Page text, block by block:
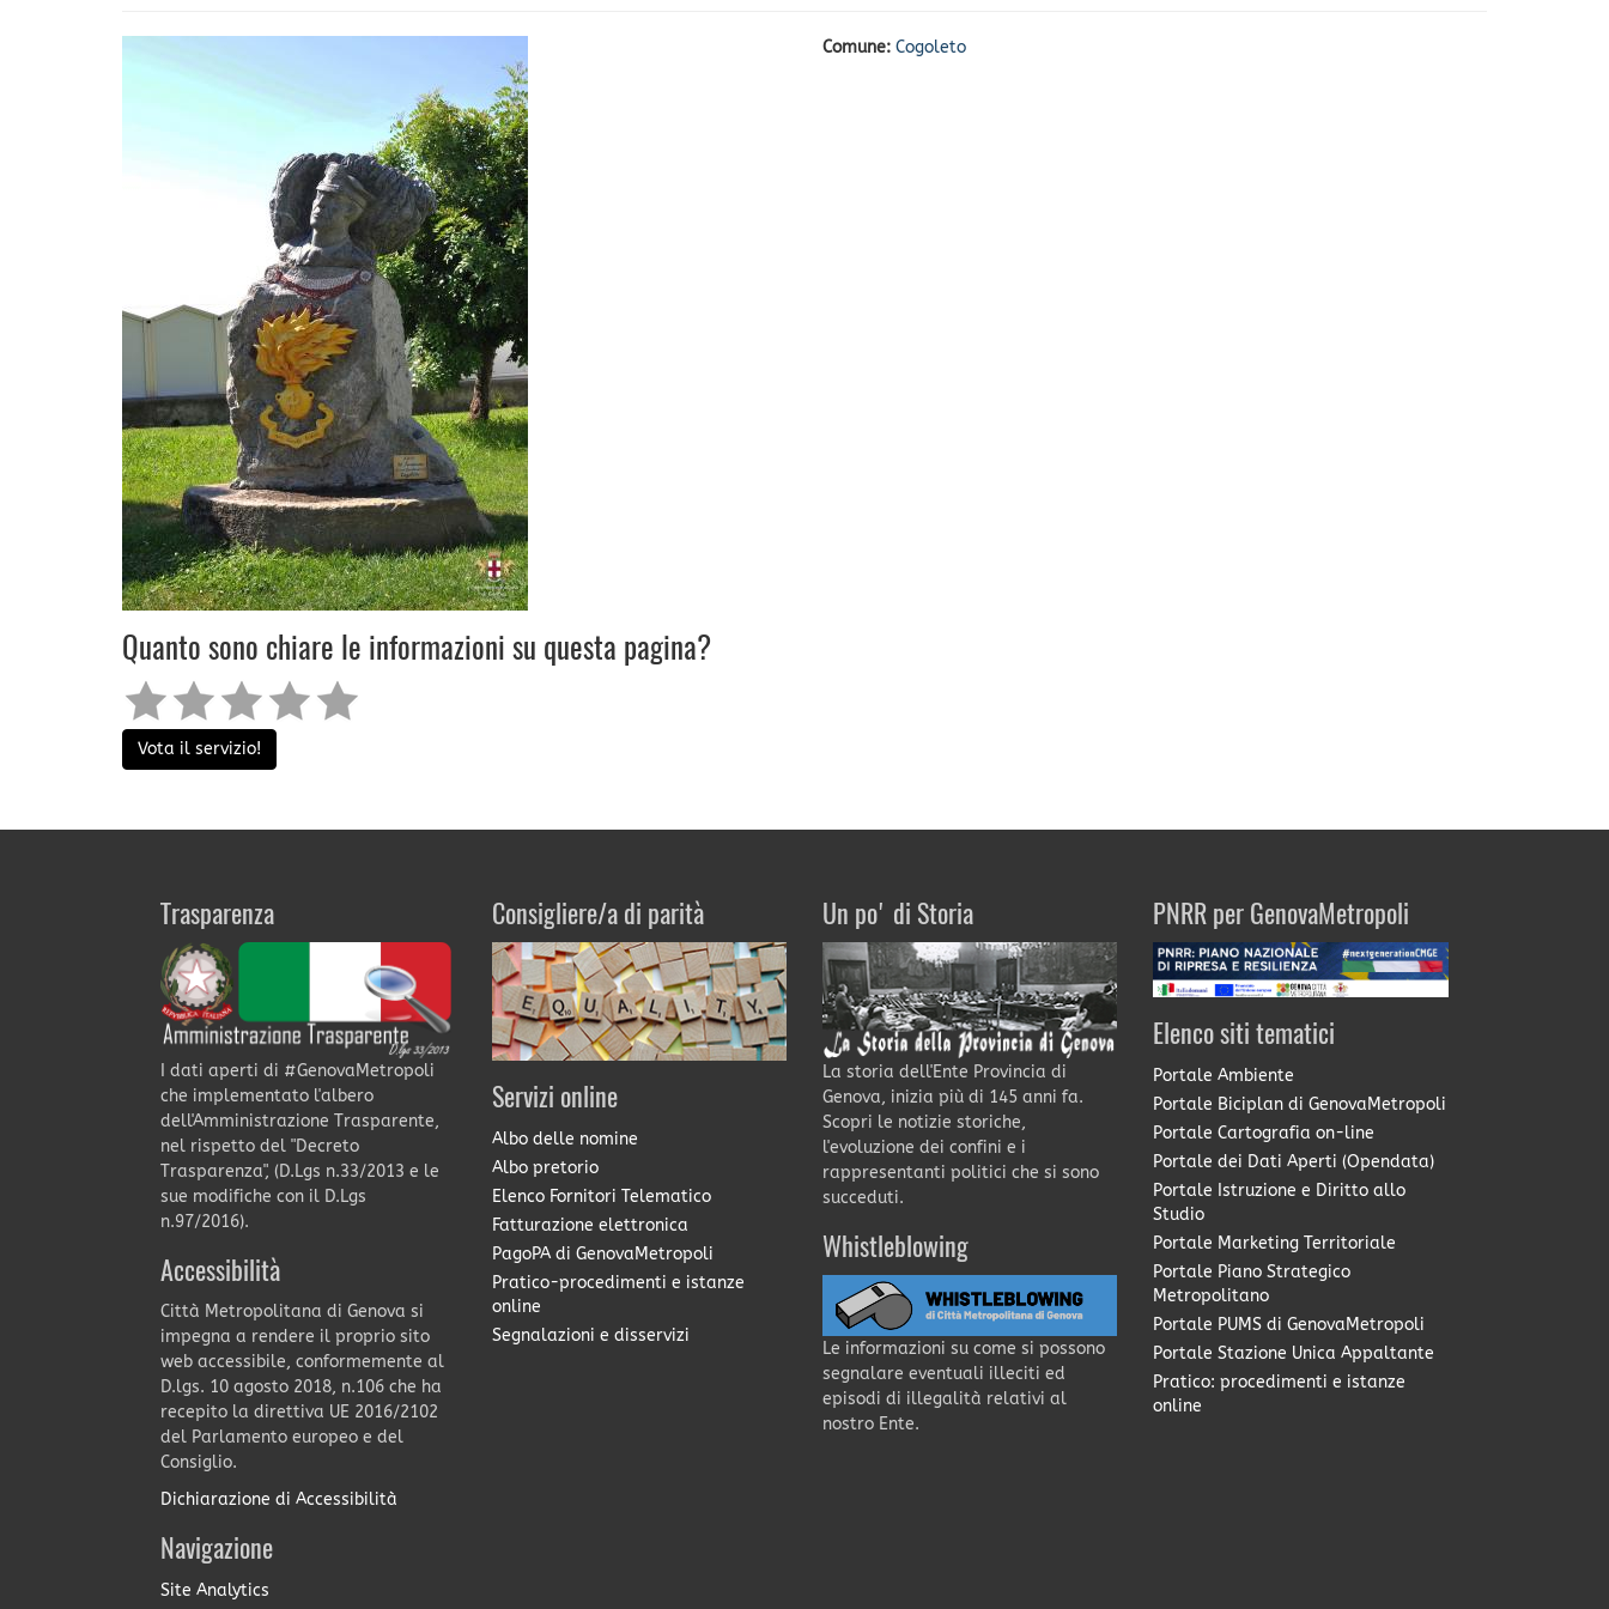
Comune: Cogoleto
Quanto sono chiare le informazioni su questa pagina?
Vota il servizio!
Trasparenza
I dati aperti di #GenovaMetropoli
che implementato l'albero
dell'Amministrazione Trasparente,
nel rispetto del "Decreto
Trasparenza", (D.Lgs n.33/2013 e le
sue modifiche con il D.Lgs
n.97/2016).
Accessibilità
Città Metropolitana di Genova si
impegna a rendere il proprio sito
web accessibile, conformemente al
D.lgs. 10 agosto 2018, n.106 che ha
recepito la direttiva UE 2016/2102
del Parlamento europeo e del
Consiglio.
Dichiarazione di Accessibilità
Navigazione
Site Analytics
Consigliere/a di parità
Servizi online
Albo delle nomine
Albo pretorio
Elenco Fornitori Telematico
Fatturazione elettronica
PagoPA di GenovaMetropoli
Pratico-procedimenti e istanze
online
Segnalazioni e disservizi
Un po' di Storia
La storia dell'Ente Provincia di
Genova, inizia più di 145 anni fa.
Scopri le notizie storiche,
l'evoluzione dei confini e i
rappresentanti politici che si sono
succeduti.
Whistleblowing
Le informazioni su come si possono
segnalare eventuali illeciti ed
episodi di illegalità relativi al
nostro Ente.
PNRR per GenovaMetropoli
Elenco siti tematici
Portale Ambiente
Portale Biciplan di GenovaMetropoli
Portale Cartografia on-line
Portale dei Dati Aperti (Opendata)
Portale Istruzione e Diritto allo
Studio
Portale Marketing Territoriale
Portale Piano Strategico
Metropolitano
Portale PUMS di GenovaMetropoli
Portale Stazione Unica Appaltante
Pratico: procedimenti e istanze
online